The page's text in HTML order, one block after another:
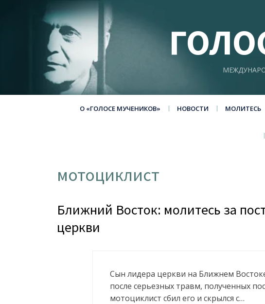
О «ГОЛОСЕ МУЧЕНИКОВ» НОВОСТИ МОЛИТЕСЬ
мотоциклист
Ближний Восток: молитесь за
церкви
Сын лидера церкви на Ближнем
после серьезных травм, полученных
мотоциклист сбил его и скрылся с…